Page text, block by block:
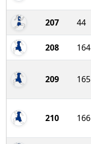
207 44
208 164
209 165
210 166